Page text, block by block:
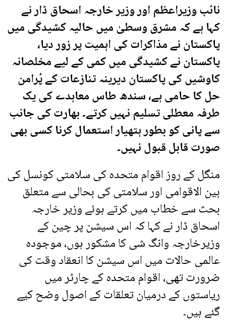
نائب وزیراعظم اور وزیر خارجہ اسحاق ڈار نے
کہا ہے کہ مشرق وسطیٰ میں حالیہ کشیدگی میں
پاکستان نے مذاکرات کی اہمیت پر زور دیا،
پاکستان نے کشیدگی میں کمی کے لیے مخلصانہ
کاوشیں کی پاکستان دیرینہ تنازعات کے پُرامن
حل کا حامی ہے، سندھ طاس معاہدے کی یک
طرفہ معطلی تسلیم نہیں کرتے۔ بھارت کی جانب
سے پانی کو بطور ہتھیار استعمال کرنا کسی بھی
صورت قابل قبول نہیں۔
منگل کے روز اقوام متحدہ کی سلامتی کونسل کی
بین الاقوامی اور سلامتی کی بحالی سے متعلق
بحث سے خطاب میں کرتے ہوئے وزیر خارجہ
اسحاق ڈار نے کہا کہ اس سیشن پر چین کے
وزیرخارجہ وانگ شی کا مشکور ہوں، موجودہ
عالمی حالات میں اس سیشن کا انعقاد وقت کی
ضرورت تھی، اقوام متحدہ کے چارٹر میں
ریاستوں کے درمیان تعلقات کے اصول وضح کیے
گئے ہیں۔